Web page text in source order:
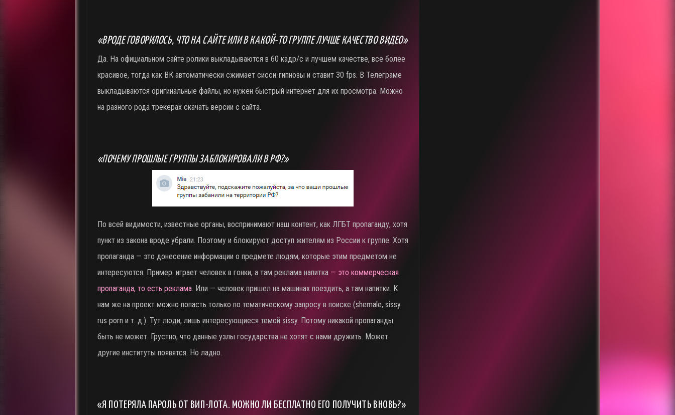
«ВРОДЕ ГОВОРИЛОСЬ, ЧТО НА САЙТЕ ИЛИ В КАКОЙ-ТО ГРУППЕ ЛУЧШЕ КАЧЕСТВО ВИДЕО»
Да. На официальном сайте ролики выкладываются в 60 кадр/с и лучшем качестве, все более
красивое, тогда как ВК автоматически сжимает сисси-гипнозы и ставит 30 fps. В Телеграме
выкладываются оригинальные файлы, но нужен быстрый интернет для их просмотра. Можно
на разного рода трекерах скачать версии с сайта.
«ПОЧЕМУ ПРОШЛЫЕ ГРУППЫ ЗАБЛОКИРОВАЛИ В РФ?»
По всей видимости, известные органы, воспринимают наш контент, как ЛГБТ пропаганду, хотя
пункт из закона вроде убрали. Поэтому и блокируют доступ жителям из России к группе. Хотя
пропаганда — это донесение информации о предмете людям, которые этим предметом не
интересуются. Пример: играет человек в гонки, а там реклама напитка — это коммерческая
пропаганда, то есть реклама. Или — человек пришел на машинах поездить, а там напитки. К
нам же на проект можно попасть только по тематическому запросу в поиске (shemale, sissy
rus porn и т. д.). Тут люди, лишь интересующиеся темой sissy. Потому никакой пропаганды
быть не может. Грустно, что данные узлы государства не хотят с нами дружить. Может
другие институты появятся. Но ладно.
«Я ПОТЕРЯЛА ПАРОЛЬ ОТ ВИП-ЛОТА. МОЖНО ЛИ БЕСПЛАТНО ЕГО ПОЛУЧИТЬ ВНОВЬ?»